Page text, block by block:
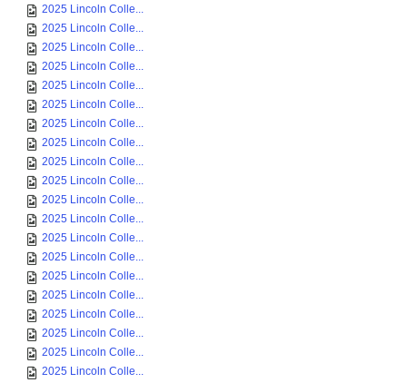
2025 Lincoln Colle...
2025 Lincoln Colle...
2025 Lincoln Colle...
2025 Lincoln Colle...
2025 Lincoln Colle...
2025 Lincoln Colle...
2025 Lincoln Colle...
2025 Lincoln Colle...
2025 Lincoln Colle...
2025 Lincoln Colle...
2025 Lincoln Colle...
2025 Lincoln Colle...
2025 Lincoln Colle...
2025 Lincoln Colle...
2025 Lincoln Colle...
2025 Lincoln Colle...
2025 Lincoln Colle...
2025 Lincoln Colle...
2025 Lincoln Colle...
2025 Lincoln Colle...